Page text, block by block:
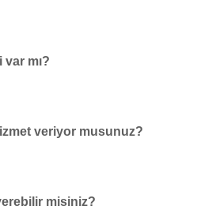
mı?
veriyor musunuz?
misiniz?